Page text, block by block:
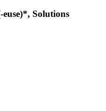
Solutions